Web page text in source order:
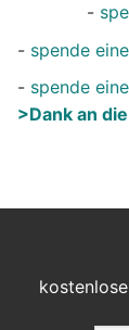
-
- spende
- spende
>Dank an